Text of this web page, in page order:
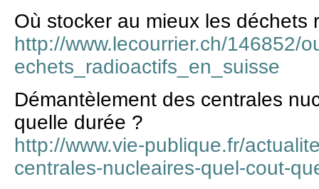
Où stocker au mieux les déchets
http://www.lecourrier.ch/146852/
echets_radioactifs_en_suisse
Démantèlement des centrales
quelle durée ?
http://www.vie-publique.fr/
centrales-nucleaires-quel-cout-